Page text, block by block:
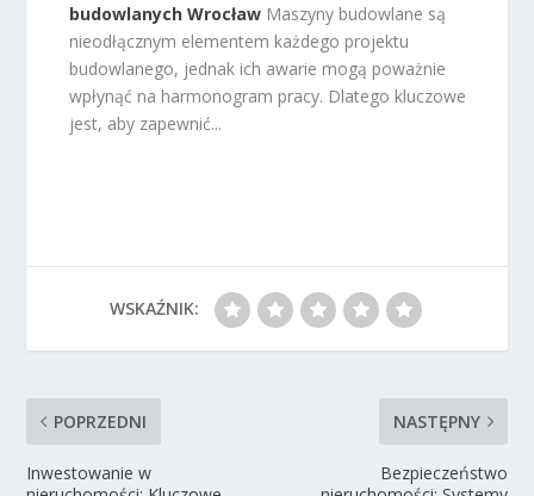
budowlanych Wrocław Maszyny budowlane są
nieodłącznym elementem każdego projektu
budowlanego, jednak ich awarie mogą poważnie
wpłynąć na harmonogram pracy. Dlatego kluczowe
jest, aby zapewnić...
WSKAŹNIK:
POPRZEDNI
Inwestowanie w
NASTĘPNY
Bezpieczeństwo